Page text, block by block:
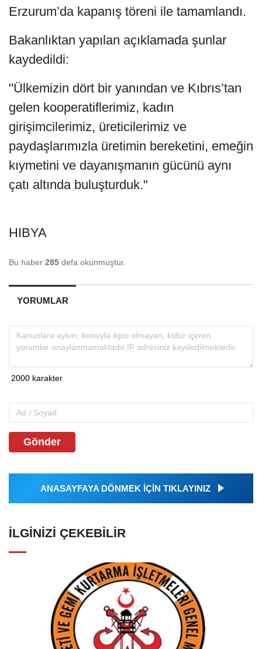
Erzurum’da kapanış töreni ile tamamlandı.
Bakanlıktan yapılan açıklamada şunlar
kaydedildi:
"Ülkemizin dört bir yanından ve Kıbrıs’tan
gelen kooperatiflerimiz, kadın
girişimcilerimiz, üreticilerimiz ve
paydaşlarımızla üretimin bereketini, emeğin
kıymetini ve dayanışmanın gücünü aynı
çatı altında buluşturduk."
HIBYA
Bu haber 285 defa okunmuştur.
YORUMLAR
Gönder
ANASAYFAYA DÖNMEK İÇİN TIKLAYINIZ
İLGINIZI ÇEKEBILIR